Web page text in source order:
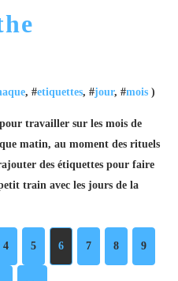
, #etiquettes, #jour, #mois )
travailler sur les mois de
matin, au moment des rituels
des étiquettes pour faire
train avec les jours de la
4 5 6 7 8 9